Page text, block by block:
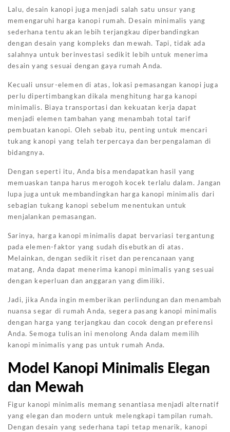
Lalu, desain kanopi juga menjadi salah satu unsur yang
memengaruhi harga kanopi rumah. Desain minimalis yang
sederhana tentu akan lebih terjangkau diperbandingkan
dengan desain yang kompleks dan mewah. Tapi, tidak ada
salahnya untuk berinvestasi sedikit lebih untuk menerima
desain yang sesuai dengan gaya rumah Anda.
Kecuali unsur-elemen di atas, lokasi pemasangan kanopi juga
perlu dipertimbangkan dikala menghitung harga kanopi
minimalis. Biaya transportasi dan kekuatan kerja dapat
menjadi elemen tambahan yang menambah total tarif
pembuatan kanopi. Oleh sebab itu, penting untuk mencari
tukang kanopi yang telah terpercaya dan berpengalaman di
bidangnya.
Dengan seperti itu, Anda bisa mendapatkan hasil yang
memuaskan tanpa harus merogoh kocek terlalu dalam. Jangan
lupa juga untuk membandingkan harga kanopi minimalis dari
sebagian tukang kanopi sebelum menentukan untuk
menjalankan pemasangan.
Sarinya, harga kanopi minimalis dapat bervariasi tergantung
pada elemen-faktor yang sudah disebutkan di atas.
Melainkan, dengan sedikit riset dan perencanaan yang
matang, Anda dapat menerima kanopi minimalis yang sesuai
dengan keperluan dan anggaran yang dimiliki.
Jadi, jika Anda ingin memberikan perlindungan dan menambah
nuansa segar di rumah Anda, segera pasang kanopi minimalis
dengan harga yang terjangkau dan cocok dengan preferensi
Anda. Semoga tulisan ini menolong Anda dalam memilih
kanopi minimalis yang pas untuk rumah Anda.
Model Kanopi Minimalis Elegan
dan Mewah
Figur kanopi minimalis memang senantiasa menjadi alternatif
yang elegan dan modern untuk melengkapi tampilan rumah.
Dengan desain yang sederhana tapi tetap menarik, kanopi